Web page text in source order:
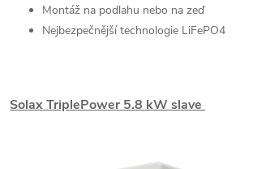
Montáž na podlahu nebo na zeď
Nejbezpečnější technologie LiFePO4
Solax TriplePower 5.8 kW slave